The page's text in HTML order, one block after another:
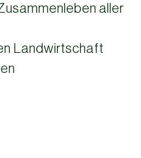
aller
Landwirtschaft